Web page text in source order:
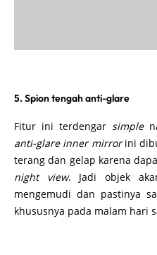
5. Spion tengah anti-glare
Fitur ini terdengar simple
anti-glare inner mirrorini
terang dan gelap karena
night view. Jadi objek
mengemudi dan pastinya
khususnya pada malam hari